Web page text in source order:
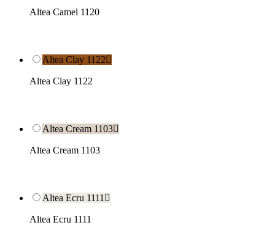
Altea Camel 1120
Altea Clay 1122
Altea Clay 1122
Altea Cream 1103
Altea Cream 1103
Altea Ecru 1111 
Altea Ecru 1111